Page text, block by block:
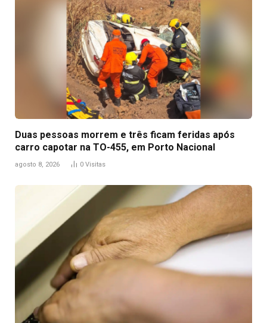
Duas pessoas morrem e três ficam feridas após
carro capotar na TO-455, em Porto Nacional
agosto 8, 2026 0 Visitas